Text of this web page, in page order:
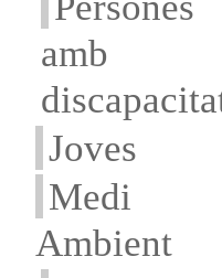
amb
Joves
Medi
Ambient